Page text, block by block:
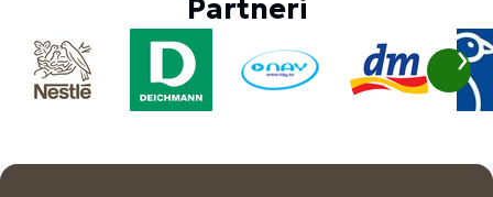
Partneri